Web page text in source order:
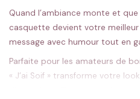
Quand l’ambiance monte et
casquette devient votre
message avec humour tout en
Parfaite pour les amateurs de
« J’ai Soif » transforme votre